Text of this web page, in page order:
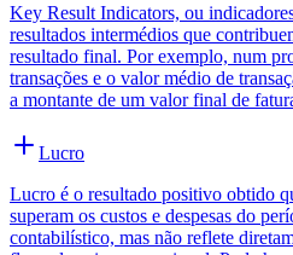
Key Result Indicators, ou
resultados intermédios que
resultado final. Por exemplo, num
transações e o valor médio de
a montante de um valor final de
Lucro
Lucro é o resultado positivo obtido
superam os custos e despesas do
contabilístico, mas não reflete